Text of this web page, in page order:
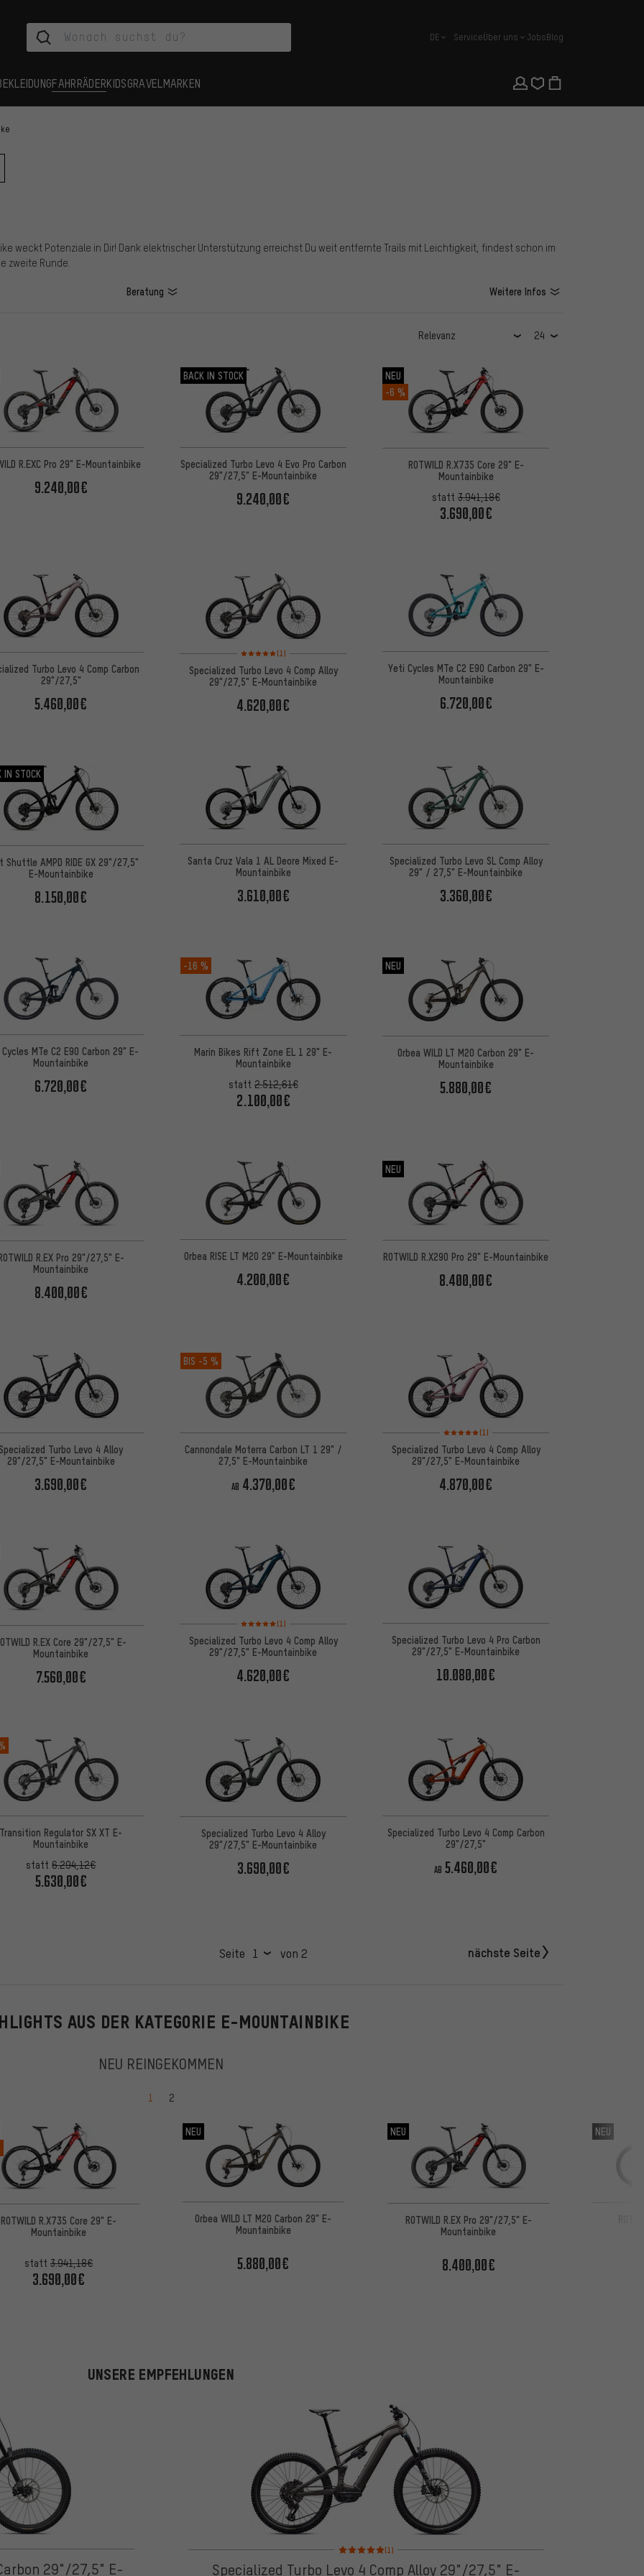
Deutsch
DE ServiceÜber uns JobsBlog
FAHRRÄDERKIDSGRAVEL MARKEN
weckt Potenziale in Dir! Dank elektrischer Unterstützung erreichst Du weit entfernte Trails mit Leichtigkeit, findest schon im
zweite Runde.
Beratung Weitere Infos
R.EXC Pro 29" E-Mountainbike
9.240,00€
BACK IN STOCK
Specialized Turbo Levo 4 Evo Pro Carbon
29"/27,5" E-Mountainbike
9.240,00€
NEU
-6 %
ROTWILD R.X735 Core 29" E-
Mountainbike
statt3.941,18€
3.690,00€
Turbo Levo 4 Comp Carbon
29"/27,5"
5.460,00€
Bewertungen: 5 von 5 basierend auf 1 Bewertungen
(1)
Specialized Turbo Levo 4 Comp Alloy
29"/27,5" E-Mountainbike
4.620,00€
Yeti Cycles MTe C2 E90 Carbon 29" E-
Mountainbike
6.720,00€
IN STOCK
Shuttle AMPD RIDE GX 29"/27,5"
E-Mountainbike
8.150,00€
Santa Cruz Vala 1 AL Deore Mixed E-
Mountainbike
3.610,00€
Specialized Turbo Levo SL Comp Alloy
29" / 27,5" E-Mountainbike
3.360,00€
MTe C2 E90 Carbon 29" E-
Mountainbike
6.720,00€
-16 %
Marin Bikes Rift Zone EL 1 29" E-
Mountainbike
statt 2.512,61€
2.100,00€
NEU
Orbea WILD LT M20 Carbon 29" E-
Mountainbike
5.880,00€
R.EX Pro 29"/27,5" E-
Mountainbike
8.400,00€
Orbea RISE LT M20 29" E-Mountainbike
4.200,00€
NEU
ROTWILD R.X290 Pro 29" E-Mountainbike
8.400,00€
Specialized Turbo Levo 4 Alloy
29"/27,5" E-Mountainbike
3.690,00€
BIS -5 %
Cannondale Moterra Carbon LT 1 29" /
27,5" E-Mountainbike
AB 4.370,00€
Bewertungen: 5 von 5 basierend auf 1 Bewertungen
(1)
Specialized Turbo Levo 4 Comp Alloy
29"/27,5" E-Mountainbike
4.870,00€
R.EX Core 29"/27,5" E-
Mountainbike
7.560,00€
Bewertungen: 5 von 5 basierend auf 1 Bewertungen
(1)
Specialized Turbo Levo 4 Comp Alloy
29"/27,5" E-Mountainbike
4.620,00€
Specialized Turbo Levo 4 Pro Carbon
29"/27,5" E-Mountainbike
10.080,00€
Transition Regulator SX XT E-
Mountainbike
statt6.294,12€
5.630,00€
Specialized Turbo Levo 4 Alloy
29"/27,5" E-Mountainbike
3.690,00€
Specialized Turbo Levo 4 Comp Carbon
29"/27,5"
AB 5.460,00€
Seite von 2 nächste Seite
AUS DER KATEGORIE E-MOUNTAINBIKE
NEU REINGEKOMMEN
ROTWILD R.X735 Core 29" E-
Mountainbike
statt3.941,18€
3.690,00€
NEU
Orbea WILD LT M20 Carbon 29" E-
Mountainbike
5.880,00€
NEU
ROTWILD R.EX Pro 29"/27,5" E-
Mountainbike
8.400,00€
NEU
Springe zu Seite
1 Springe zu Seite
2
UNSERE EMPFEHLUNGEN
29"/27,5" E-
Bewertungen: 5 von 5 basierend auf 1 Bewertungen
(1)
Specialized Turbo Levo 4 Comp Alloy 29"/27,5" E-